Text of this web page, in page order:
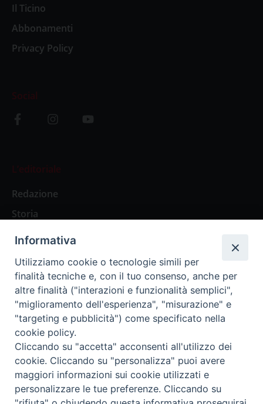
Il Ticino
Abbonamenti
Privacy Policy
Social
L’editoriale
Redazione
Storia
Abbonamenti
Abbonamento Annuale Digitale
Abbonamento Annuale Cartaceo
Abbonamento Singola Copia Digitale
Redazione: Pavia, Piazza Duomo 11 - tel. 0382.24736 -
Informativa
Utilizziamo cookie o tecnologie simili per
finalità tecniche e, con il tuo consenso, anche per
altre finalità ("interazioni e funzionalità semplici",
"miglioramento dell'esperienza", "misurazione" e
"targeting e pubblicità") come specificato nella
cookie policy.
Cliccando su "accetta" acconsenti all'utilizzo dei
cookie. Cliccando su "personalizza" puoi avere
maggiori informazioni sui cookie utilizzati e
personalizzare le tue preferenze. Cliccando su